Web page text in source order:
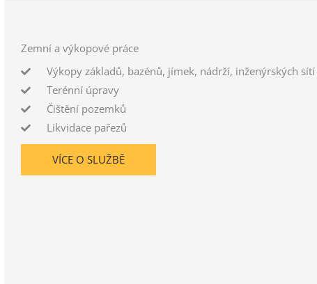
Zemní a výkopové práce
Výkopy základů, bazénů, jímek, nádrží, inženýrských sítí
Terénní úpravy
Čištění pozemků
Likvidace pařezů
VÍCE O SLUŽBĚ